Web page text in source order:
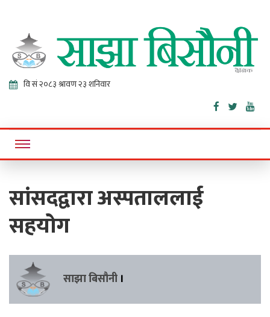
Sajha
Bisaunee
Online News Portal
सांसदद्वारा अस्पताललाई
सहयोग
साझा बिसौनी ।